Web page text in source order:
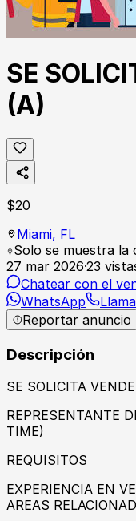
SE
(A)
$20
Miami, FL
Solo se muestra la
27 mar 2026·23
Chatear con el
WhatsApp
Reportar anuncio
Descripción
SE SOLICITA
REPRESENTANTE
TIME)
REQUISITOS
EXPERIENCIA EN
AREAS